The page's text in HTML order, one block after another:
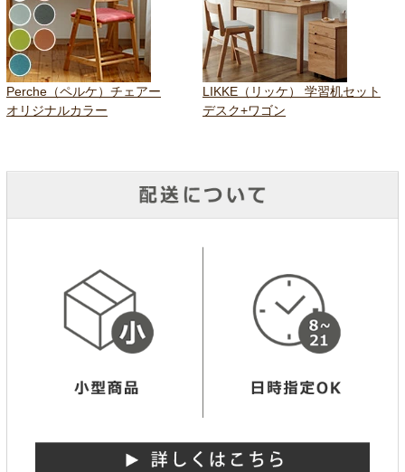
Perche（ペルケ）チェアー
オリジナルカラー
LIKKE（リッケ） 学習机セット
デスク+ワゴン